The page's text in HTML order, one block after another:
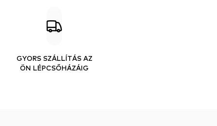
GYORS SZÁLLÍTÁS AZ
ÖN LÉPCSŐHÁZÁIG